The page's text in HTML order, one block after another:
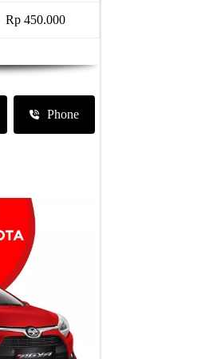
Rp 450.000
Phone